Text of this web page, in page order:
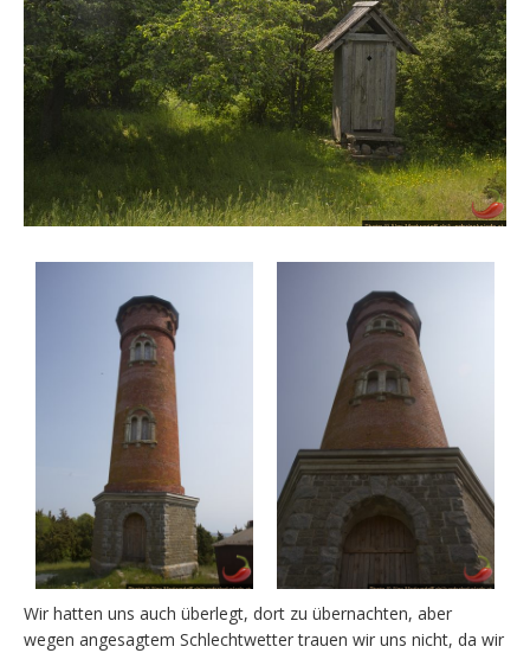
Wir hatten uns auch überlegt, dort zu übernachten, aber
wegen angesagtem Schlechtwetter trauen wir uns nicht, da wir